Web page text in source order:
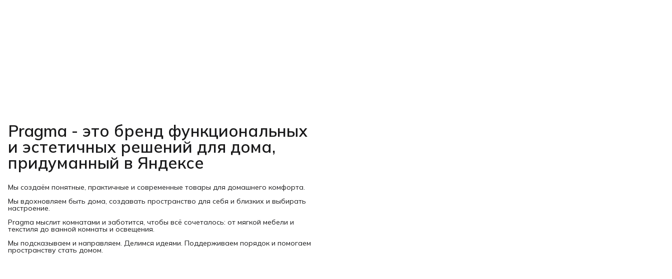
Pragma - это бренд функциональных
и эстетичных решений для дома,
придуманный в Яндексе
Мы создаём понятные, практичные и современные товары для домашнего комфорта.
Мы вдохновляем быть дома, создавать пространство для себя и близких и выбирать
настроение.
Pragma мыслит комнатами и заботится, чтобы всё сочеталось: от мягкой мебели и
текстиля до ванной комнаты и освещения.
Мы подсказываем и направляем. Делимся идеями. Поддерживаем порядок и помогаем
пространству стать домом.